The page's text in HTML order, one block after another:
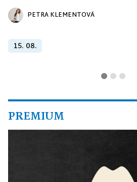
PETRA KLEMENTOVÁ
15. 08.
PREMIUM